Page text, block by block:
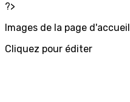
?>
Images de la page d'accueil
Cliquez pour éditer